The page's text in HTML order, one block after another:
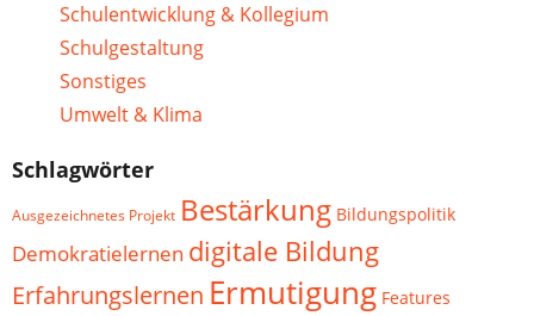
Schulentwicklung & Kollegium
Schulgestaltung
Sonstiges
Umwelt & Klima
Schlagwörter
Ausgezeichnetes Projekt Bestärkung Bildungspolitik
Demokratielernen digitale Bildung
Erfahrungslernen Ermutigung Features